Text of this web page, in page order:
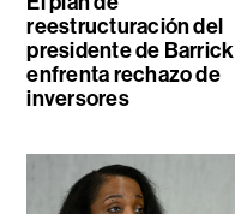
reestructuración del
presidente de Barrick
enfrenta rechazo de
inversores